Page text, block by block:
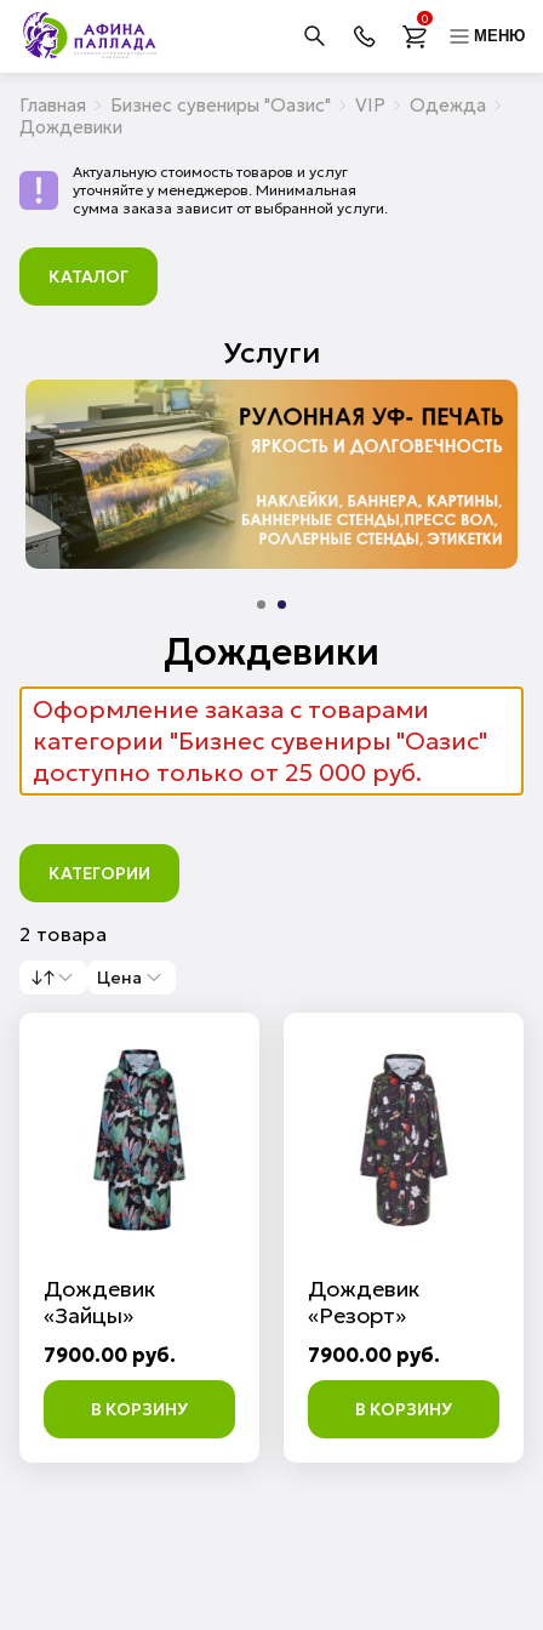
0
МЕНЮ
Главная Бизнес сувениры "Оазис" VIP
Одежда
Дождевики
Актуальную стоимость товаров и услуг
уточняйте у менеджеров. Минимальная
сумма заказа зависит от выбранной услуги.
КАТАЛОГ
Услуги
Дождевики
Оформление заказа с товарами
категории "Бизнес сувениры "Оазис"
доступно только от 25 000 руб.
КАТЕГОРИИ
2 товара
↓↑ Цена
Дождевик
«Зайцы»
7900.00 руб.
В КОРЗИНУ
Дождевик
«Резорт»
7900.00 руб.
В КОРЗИНУ